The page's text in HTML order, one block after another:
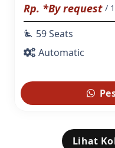
Rp. *By request /
airline_seat_recline_extra 59 Seats
Automatic
Lihat